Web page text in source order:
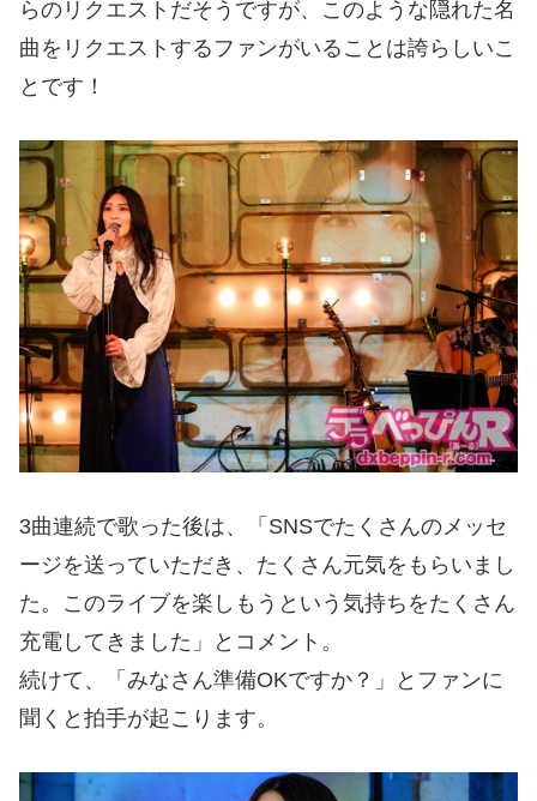
らのリクエストだそうですが、このような隠れた名
曲をリクエストするファンがいることは誇らしいこ
とです！
3曲連続で歌った後は、「SNSでたくさんのメッセ
ージを送っていただき、たくさん元気をもらいまし
た。このライブを楽しもうという気持ちをたくさん
充電してきました」とコメント。
続けて、「みなさん準備OKですか？」とファンに
聞くと拍手が起こります。